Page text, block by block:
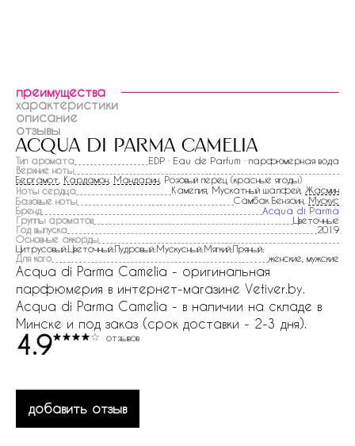
преимущества
характеристики
описание
отзывы
acqua di parma camelia
Тип аромата
EDP · Eau de Parfum · парфюмерная вода
Верхние ноты
Бергамот Кардамон Мандарин , Розовый перец (красные ягоды)
Ноты сердца
Камелия, Мускатный шалфей, Жасмин
Базовые ноты
Самбак Бензоин, Мускус
Бренд
Acqua di Parma
Группы ароматов
Цветочные
Год выпуска
2019
Основные аккорды
Цитрусовый:Цветочный:Пудровый:Мускусный:Мягкий:Пряный:
Для кого
женские, мужские
Acqua di Parma Camelia - оригинальная
парфюмерия в интернет-магазине Vetiver.by.
Acqua di Parma Camelia - в наличии на складе в
Минске и под заказ (срок доставки - 2-3 дня).
4.9 отзывов
добавить отзыв